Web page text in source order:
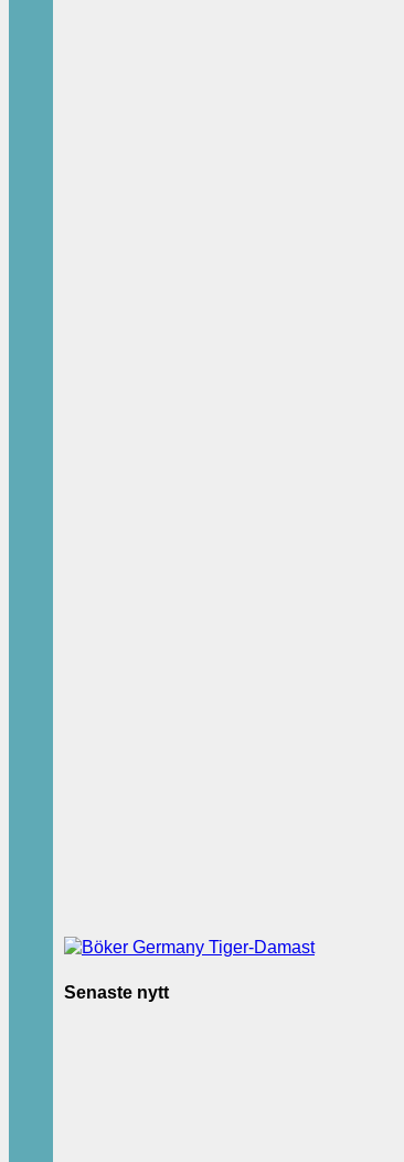
Senaste nytt